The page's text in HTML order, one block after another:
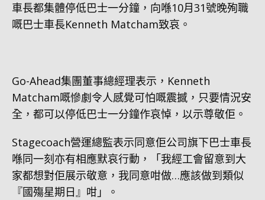
車長都集體停低巴士一分鐘，向喺10月31號晚殉職
嘅巴士車長Kenneth Matcham致哀。
Go-Ahead集團董事總經理表示，Kenneth
Matcham嘅慘劇令人感覺可怕嘅震撼，只要情況安
全，都可以停低巴士一分鐘作哀悼，以示尊敬佢。
Stagecoach營運總監表示同意佢公司旗下巴士車長
喺同一刻亦有相應默哀行動，「我經工會留意到大
家都想對佢展示敬意，我同意咁做…應該做到類似
『國殤星期日』咁」。